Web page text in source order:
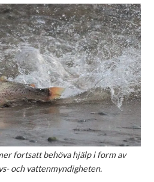
fortsatt behöva hjälp i form av
och vattenmyndigheten.